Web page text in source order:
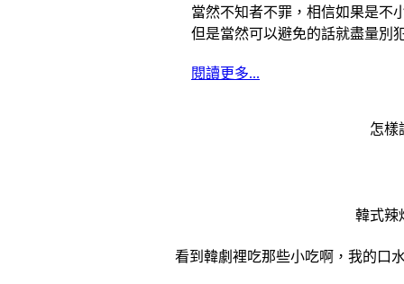
當然不知者不罪，相信如果是不
但是當然可以避免的話就盡量別
閱讀更多...
怎樣
韓式辣
看到韓劇裡吃那些小吃啊，我的口